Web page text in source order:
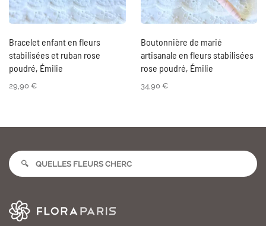
Bracelet enfant en fleurs
stabilisées et ruban rose
poudré, Émilie
29,90 €
Boutonnière de marié
artisanale en fleurs stabilisées
rose poudré, Émilie
34,90 €